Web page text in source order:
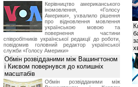
Керівництво американського
іномовлення, «Голосу
Америки», ухвалило рішення
про відновлення мовлення
українською мовою та
повернення частини
співробітників української редакції до роботи,
повідомив головний редактор української
служби «Голосу Америки»
Обмін розвідданими між Вашингтоном
і Києвом повернувся до колишніх
масштабів
Обмін розвідданими між